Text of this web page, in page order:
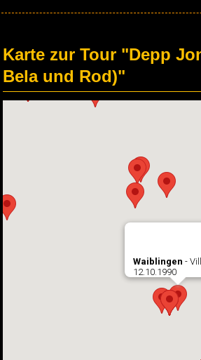
Karte zur Tour "Depp
Bela und Rod)"
Waiblingen -
12.10.1990